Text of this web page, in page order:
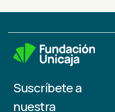
Suscríbete a
nuestra